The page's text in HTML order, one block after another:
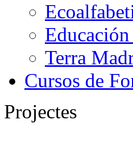
Terra
Cursos de
Projectes